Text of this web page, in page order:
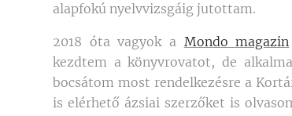
alapfokú nyelvvizsgáig jutottam.
2018 óta vagyok a Mondo magazin
kezdtem a könyvrovatot, de
bocsátom most rendelkezésre a
is elérhető ázsiai szerzőket is